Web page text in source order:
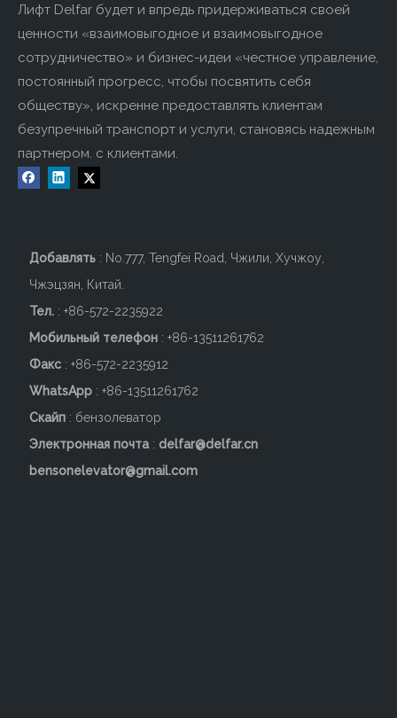
Лифт Delfar будет и впредь придерживаться своей
ценности «взаимовыгодное и взаимовыгодное
сотрудничество» и бизнес-идеи «честное управление,
постоянный прогресс, чтобы посвятить себя
обществу», искренне предоставлять клиентам
безупречный транспорт и услуги, становясь надежным
партнером. с клиентами.
Добавлять : No.777, Tengfei Road, Чжили, Хучжоу,
Чжэцзян, Китай.
Тел. : +86-572-2235922
Мобильный телефон : +86-13511261762
Факс : +86-572-2235912
WhatsApp : +86-13511261762
Скайп : бензолеватор
Электронная почта: delfar@delfar.cn
bensonelevator@gmail.com